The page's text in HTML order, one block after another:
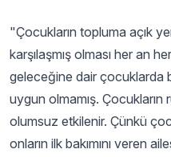
"Çocukların topluma açık
karşılaşmış olması her an
geleceğine dair çocuklarda
uygun olmamış. Çocukların
olumsuz etkilenir. Çünkü
onların ilk bakımını veren